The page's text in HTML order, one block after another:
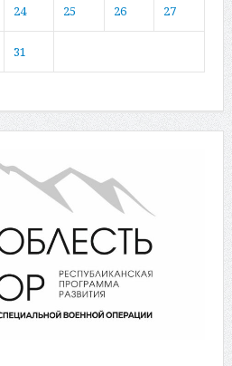
24 25 26 27
31